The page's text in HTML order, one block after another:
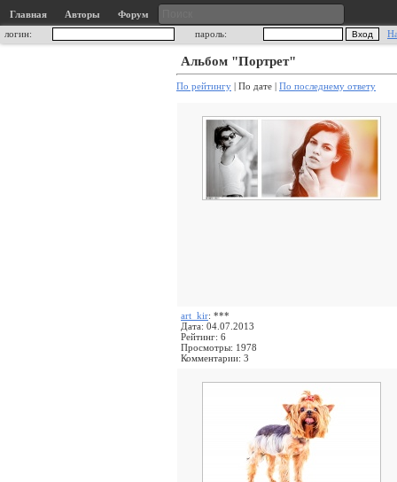
Главная Авторы
Форум
логин:
пароль:
Альбом "Портрет"
По рейтингу | По дате | По последнему ответу
art_kir: ***
Дата: 04.07.2013
Рейтинг: 6
Просмотры: 1978
Комментарии: 3